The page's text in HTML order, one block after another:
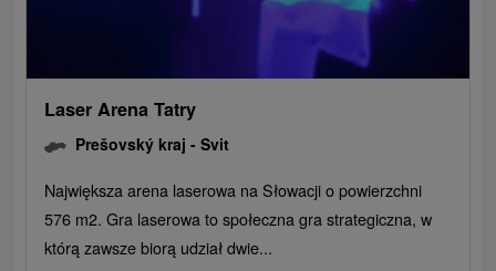
Laser Arena Tatry
Prešovský kraj -Svit
Największa arena laserowa na Słowacji o powierzchni
576 m2. Gra laserowa to społeczna gra strategiczna, w
którą zawsze biorą udział dwie...